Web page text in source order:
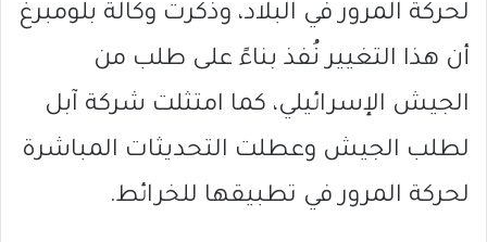
لحركة المرور في البلاد، وذكرت وكالة بلومبرغ
أن هذا التغيير نُفذ بناءً على طلب من
الجيش الإسرائيلي، كما امتثلت شركة آبل
لطلب الجيش وعطلت التحديثات المباشرة
لحركة المرور في تطبيقها للخرائط.